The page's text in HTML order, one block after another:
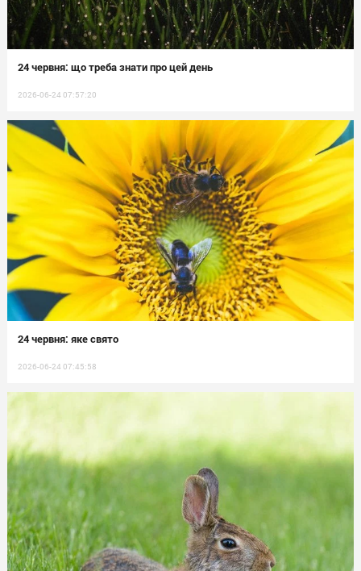
24 червня: що треба знати про цей день
2026-06-24 07:57:20
24 червня: яке свято
2026-06-24 07:45:58